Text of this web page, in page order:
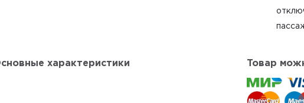
характеристики Товар